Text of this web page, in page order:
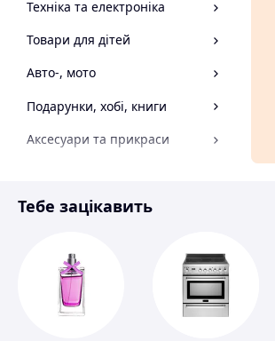
Техніка та електроніка
Товари для дітей
Авто-, мото
Подарунки, хобі, книги
Аксесуари та прикраси
Спорт і відпочинок
Тебе зацікавить